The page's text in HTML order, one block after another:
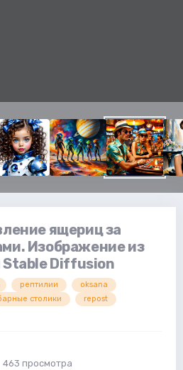
ящериц за
Изображение из
Stable Diffusion
рептилии
oksana
столики
repost
463 просмотра